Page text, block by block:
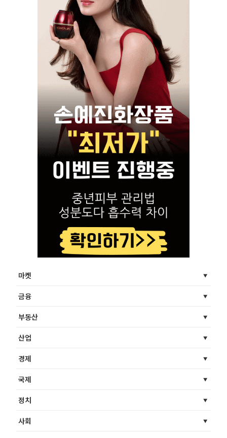
마켓
금융
부동산
산업
경제
국제
정치
사회